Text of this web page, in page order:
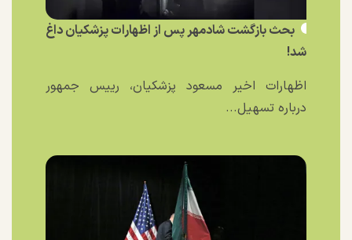
بحث بازگشت شادمهر پس از اظهارات پزشکیان داغ
شد!
اظهارات اخیر مسعود پزشکیان، رییس جمهور
درباره تسهیل...